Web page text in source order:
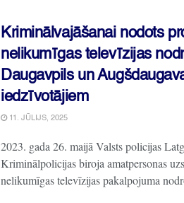
Kriminālvajāšanai nodots
nelikumīgas televīzijas
Daugavpils un
iedzīvotājiem
11. JŪLIJS, 2025
2023. gada 26. maijā Valsts policijas
Kriminālpolicijas biroja amatpersonas
nelikumīgas televīzijas pakalpojuma